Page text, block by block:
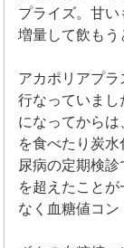
プライズ。甘
増量して飲もう
アカポリアプ
行なっていまし
になってから
を食べたり炭
尿病の定期検
を超えたこと
なく血糖値コン